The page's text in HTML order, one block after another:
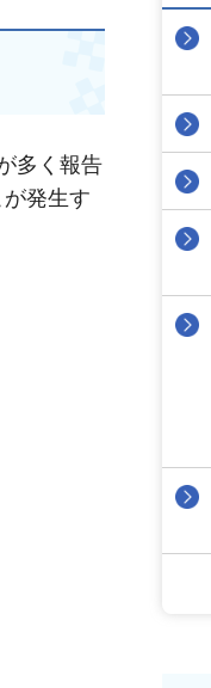
多く報告
発生す